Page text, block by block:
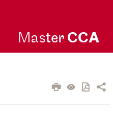
Master CCA